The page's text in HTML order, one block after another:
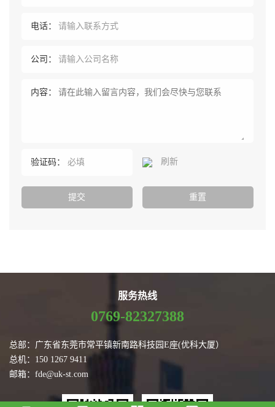
电话：
公司：
内容：
验证码： 刷新
服务热线
0769-82327388
总部：广东省东莞市常平镇新南路科技园E座(优科大厦）
总机：150 1267 9411
邮箱：fde@uk-st.com